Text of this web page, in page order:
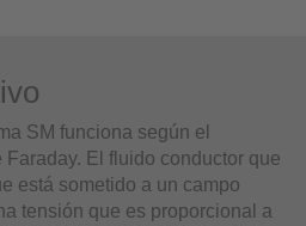
SM funciona según el
El fluido conductor que
está sometido a un campo
tensión que es proporcional a